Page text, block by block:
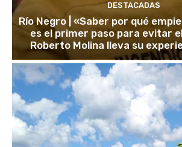
DESTACADAS
Río Negro | «Saber por qué
es el primer paso para evitar
Roberto Molina lleva su